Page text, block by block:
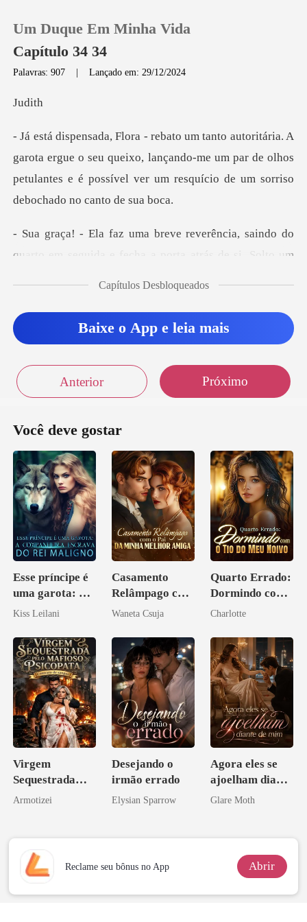
Loja
Histórico
Um Duque Em Minha Vida
Capítulo 34 34
Palavras: 907 |Lançado em: 29/12/2024
di
ergue o seu queixo, lançando-me um par de olhos
petulantes e é pos
aindo do
quarto em seguida e fecha a porta atr
Capítulos Desbloqueados
Baixe o App e leia mais
Anterior Próximo
Você deve gostar
Esse príncipe é
uma garota: A
companheira
maligno
Kiss Leilani
Casamento
Relâmpago com
o Pai da Minha
Waneta Csuja
Quarto Errado:
Dormindo com
o Tio do Meu
Charlotte
Virgem
Sequestrada
pelo Mafioso
DE SANGUE
Armotizei
Desejando o
irmão errado
Elysian Sparrow
Agora eles se
ajoelham diante
de mim
Glare Moth
Reclame seu bônus no App Abrir